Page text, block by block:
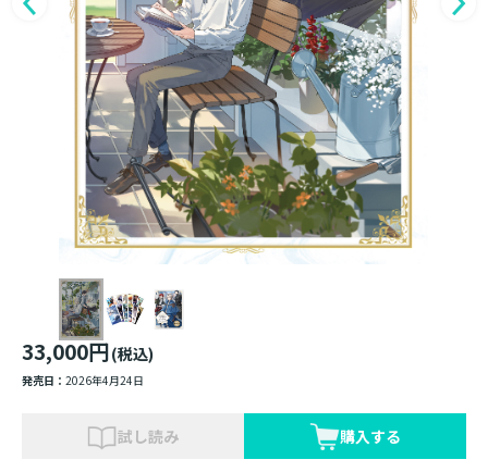
33,000円(税込)
発売日： 2026年4月24日
試し読み 購入する